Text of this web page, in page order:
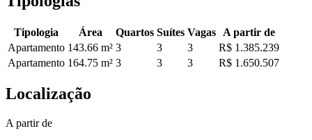
Tipologia Área Quartos Suítes Vagas
A partir de
Apartamento 143.66 m² 3 3 3
R$ 1.385.239
Apartamento 164.75 m² 3 3 3 R$ 1.650.507
Localização
A partir de